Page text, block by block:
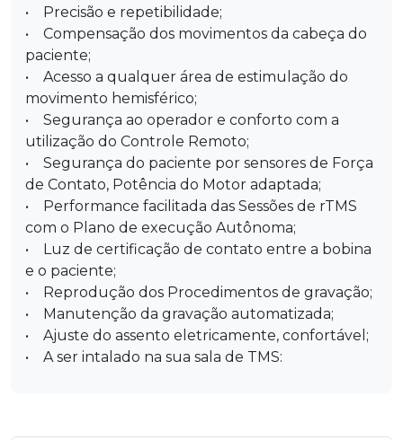
• Precisão e repetibilidade;
• Compensação dos movimentos da cabeça do
paciente;
• Acesso a qualquer área de estimulação do
movimento hemisférico;
• Segurança ao operador e conforto com a
utilização do Controle Remoto;
• Segurança do paciente por sensores de Força
de Contato, Potência do Motor adaptada;
• Performance facilitada das Sessões de rTMS
com o Plano de execução Autônoma;
• Luz de certificação de contato entre a bobina
e o paciente;
• Reprodução dos Procedimentos de gravação;
• Manutenção da gravação automatizada;
• Ajuste do assento eletricamente, confortável;
• A ser intalado na sua sala de TMS: